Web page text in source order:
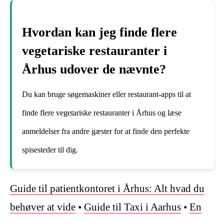
Hvordan kan jeg finde flere
vegetariske restauranter i
Århus udover de nævnte?
Du kan bruge søgemaskiner eller restaurant-apps til at
finde flere vegetariske restauranter i Århus og læse
anmeldelser fra andre gæster for at finde den perfekte
spisesteder til dig.
Guide til patientkontoret i Århus: Alt hvad du
behøver at vide • Guide til Taxi i Aarhus • En